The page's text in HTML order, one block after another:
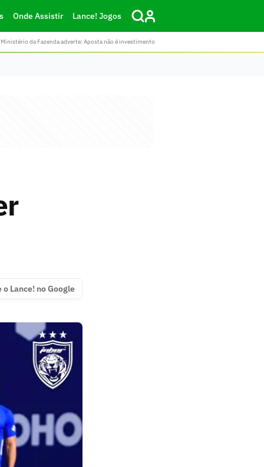
Onde Assistir Lance! Jogos
da Fazenda adverte: Aposta não é investimento
o Lance! no Google